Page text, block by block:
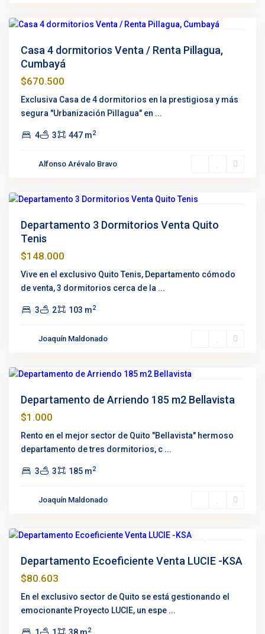
Casa 4 dormitorios Venta / Renta Pillagua,
Cumbayá
$670.500
Exclusiva Casa de 4 dormitorios en la prestigiosa y más
segura "Urbanización Pillagua" en ...
4 3 447 m2
Alfonso Arévalo Bravo
Tenis,
Departamento 3 Dormitorios Venta Quito
Tenis
$148.000
Vive en el exclusivo Quito Tenis, Departamento cómodo
de venta, 3 dormitorios cerca de la ...
3 2 103 m2
Joaquín Maldonado
Bellavista,
Departamento de Arriendo 185 m2 Bellavista
$1.000
Rento en el mejor sector de Quito "Bellavista" hermoso
departamento de tres dormitorios, c ...
3 3 185 m2
Joaquín Maldonado
Pradera,
Departamento Ecoeficiente Venta LUCIE -KSA
$80.603
En el exclusivo sector de Quito se está gestionando el
emocionante Proyecto LUCIE, un espe ...
2